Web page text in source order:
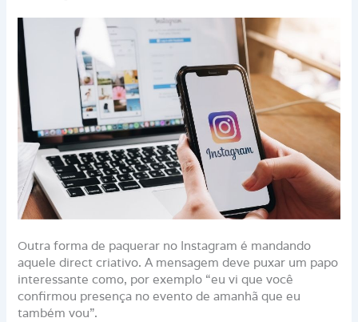
Outra forma de paquerar no Instagram é mandando
aquele direct criativo. A mensagem deve puxar um papo
interessante como, por exemplo “eu vi que você
confirmou presença no evento de amanhã que eu
também vou”.